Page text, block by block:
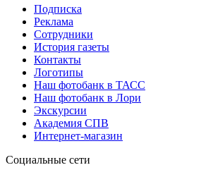
Подписка
Реклама
Сотрудники
История газеты
Контакты
Логотипы
Наш фотобанк в ТАСС
Наш фотобанк в Лори
Экскурсии
Академия СПВ
Интернет-магазин
Социальные сети